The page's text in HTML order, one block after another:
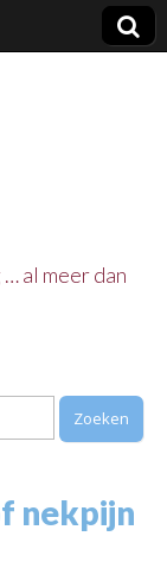
al meer dan
nekpijn